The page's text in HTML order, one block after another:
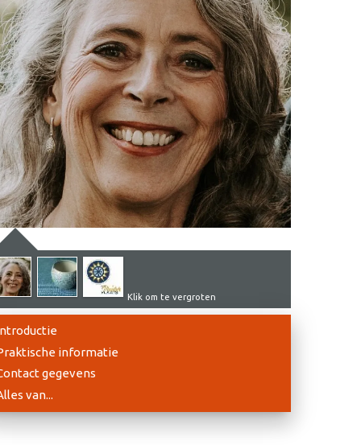
Klik om te vergroten
informatie
gegevens
van...